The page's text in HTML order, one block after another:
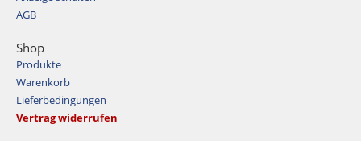
AGB
Shop
Produkte
Warenkorb
Lieferbedingungen
Vertrag widerrufen